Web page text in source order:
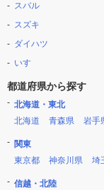
スバル
スズキ
ダイハツ
いすゞ
都道府県から探す
北海道・東北
北海道
青森県 岩手
関東
東京都
神奈川県 埼
信越・北陸